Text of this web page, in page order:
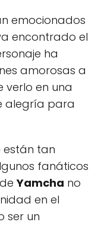
emocionados
encontrado el
ha
amorosas a
verlo en una
alegría para
están tan
fanáticos
deYamcha no
en el
ser un